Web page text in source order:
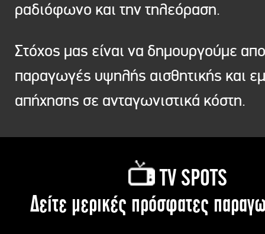
ραδιόφωνο και την τηλεόραση.
Στόχος μας είναι να δημουργούμε
παραγωγές υψηλής αισθητικής και
απήχησης σε ανταγωνιστικά κόστη.
TV SPOTS
Δείτε μερικές πρόσφατες